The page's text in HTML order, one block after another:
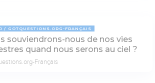
GOTQUESTIONS.ORG-FRANÇAIS
souviendrons-nous de nos vies
quand nous serons au ciel ?
Français